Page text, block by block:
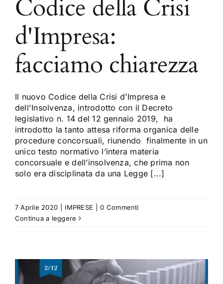
Codice della Crisi
d'Impresa:
facciamo chiarezza
Il nuovo Codice della Crisi d'Impresa e
dell'Insolvenza, introdotto con il Decreto
legislativo n. 14 del 12 gennaio 2019, ha
introdotto la tanto attesa riforma organica delle
procedure concorsuali, riunendo finalmente in un
unico testo normativo l’intera materia
concorsuale e dell’insolvenza, che prima non
solo era disciplinata da una Legge [...]
7 Aprile 2020 IMPRESE
0 Commenti
Continua a leggere